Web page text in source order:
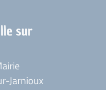
sur
Jarnioux